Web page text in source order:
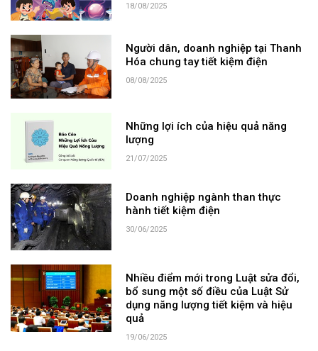
18/08/2025
Người dân, doanh nghiệp tại Thanh
Hóa chung tay tiết kiệm điện
08/08/2025
Những lợi ích của hiệu quả năng
lượng
21/07/2025
Doanh nghiệp ngành than thực
hành tiết kiệm điện
30/06/2025
Nhiều điểm mới trong Luật sửa đổi,
bổ sung một số điều của Luật Sử
dụng năng lượng tiết kiệm và hiệu
quả
19/06/2025